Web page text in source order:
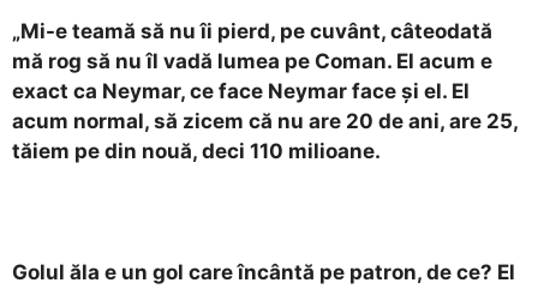
„Mi-e teamă să nu îi pierd, pe cuvânt, câteodată
mă rog să nu îl vadă lumea pe Coman. El acum e
exact ca Neymar, ce face Neymar face și el. El
acum normal, să zicem că nu are 20 de ani, are 25,
tăiem pe din nouă, deci 110 milioane.
Golul ăla e un gol care încântă pe patron, de ce? El